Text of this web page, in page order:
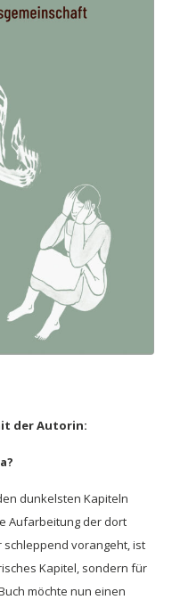
der Autorin:
dunkelsten Kapiteln
Aufarbeitung der dort
vorangeht, ist
Kapitel, sondern für
möchte nun einen